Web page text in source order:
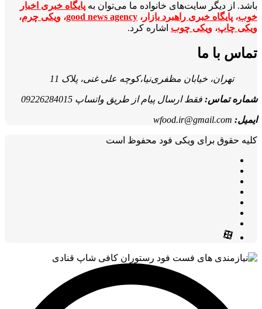
باشد. از دیگر سایت‌های خانواده ما می‌توان به پایگاه خبری اخبار
خوب، پایگاه خبری راهبرد بازار ، good news agency، ویکی چرم،
ویکی چاپ، ویکی چوب اشاره کرد.
تماس با ما
تهران، خیابان مظفری‌نیا،کوچه علی غنی، پلاک 11
شماره تماس: فقط ارسال پیام از طریق واتساپ 09226284015
ایمیل: wfood.ir@gmail.com
کلیه حقوق برای ویکی فود محفوظ است